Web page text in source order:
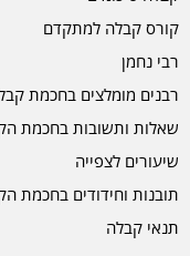
קורס קבלה למתקדם
רבי נחמן
רבנים מומלצים בחכמת
שאלות ותשובות בחכמת
שיעורים לצפייה
תובנות וחידודים בחכמת
תנאי קבלה